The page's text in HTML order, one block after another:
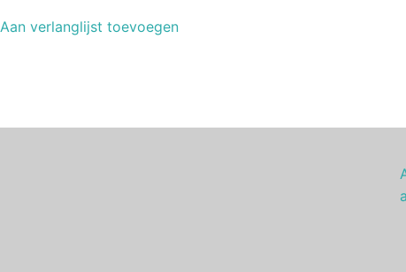
Aan verlanglijst toevoegen